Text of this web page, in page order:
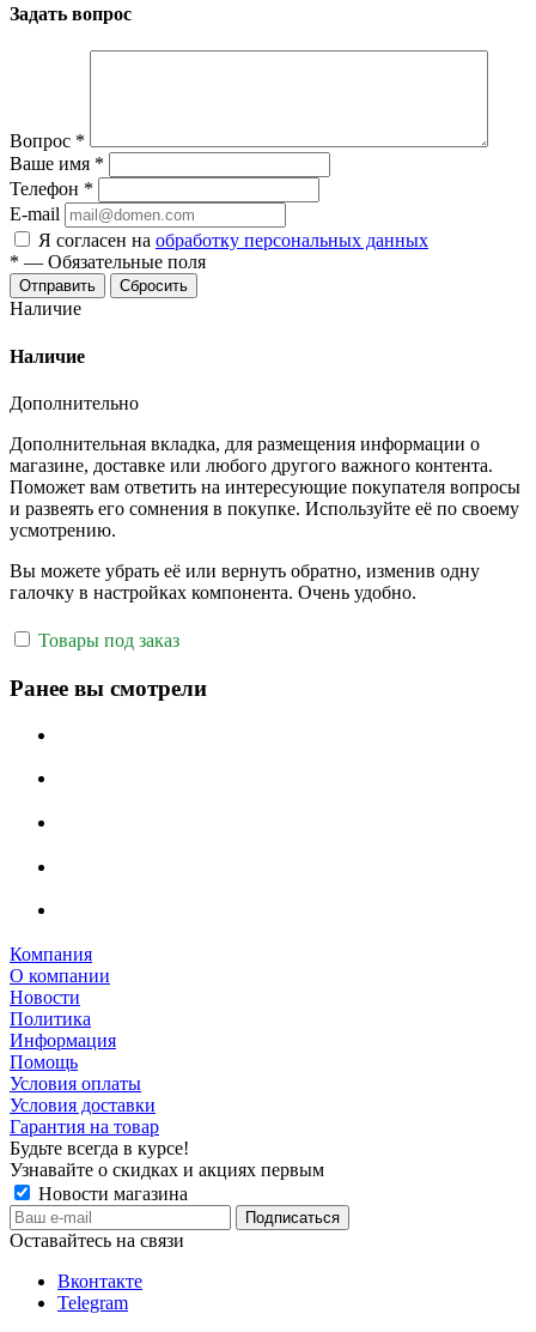
Задать вопрос
Вопрос *
Ваше имя *
Телефон *
E-mail
Я согласен на обработку персональных данных
* — Обязательные поля
Отправить Сбросить
Наличие
Наличие
Дополнительно
Дополнительная вкладка, для размещения информации о
магазине, доставке или любого другого важного контента.
Поможет вам ответить на интересующие покупателя вопросы
и развеять его сомнения в покупке. Используйте её по своему
усмотрению.
Вы можете убрать её или вернуть обратно, изменив одну
галочку в настройках компонента. Очень удобно.
Товары под заказ
Ранее вы смотрели
Компания
О компании
Новости
Политика
Информация
Помощь
Условия оплаты
Условия доставки
Гарантия на товар
Будьте всегда в курсе!
Узнавайте о скидках и акциях первым
Новости магазина
Оставайтесь на связи
Вконтакте
Telegram